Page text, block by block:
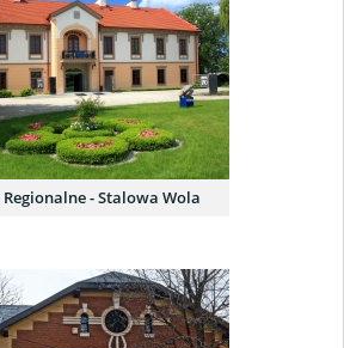
- Stalowa Wola